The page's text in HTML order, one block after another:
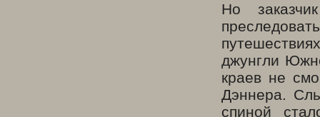
Но
джунгли
краев не
Дэннера.
спиной